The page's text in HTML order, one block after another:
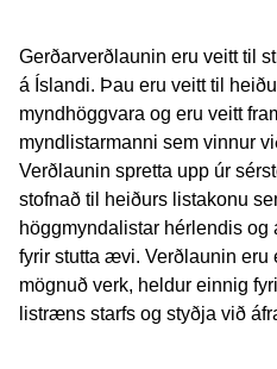
Gerðarverðlaunin eru veitt til
á Íslandi. Þau eru veitt til
myndhöggvara og eru veitt
myndlistarmanni sem vinnur
Verðlaunin spretta upp úr
stofnað til heiðurs listakonu
höggmyndalistar hérlendis og
fyrir stutta ævi. Verðlaunin eru
mögnuð verk, heldur einnig
listræns starfs og styðja við